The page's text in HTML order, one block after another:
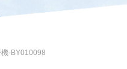
機-BY010098